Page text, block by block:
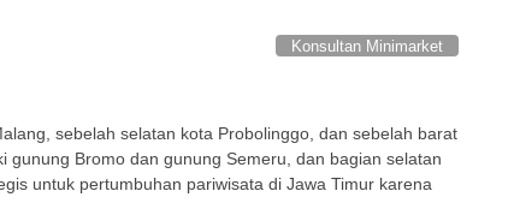
Konsultan Minimarket
sebelah selatan kota Probolinggo, dan sebelah barat
Bromo dan gunung Semeru, dan bagian selatan
untuk pertumbuhan pariwisata di Jawa Timur karena